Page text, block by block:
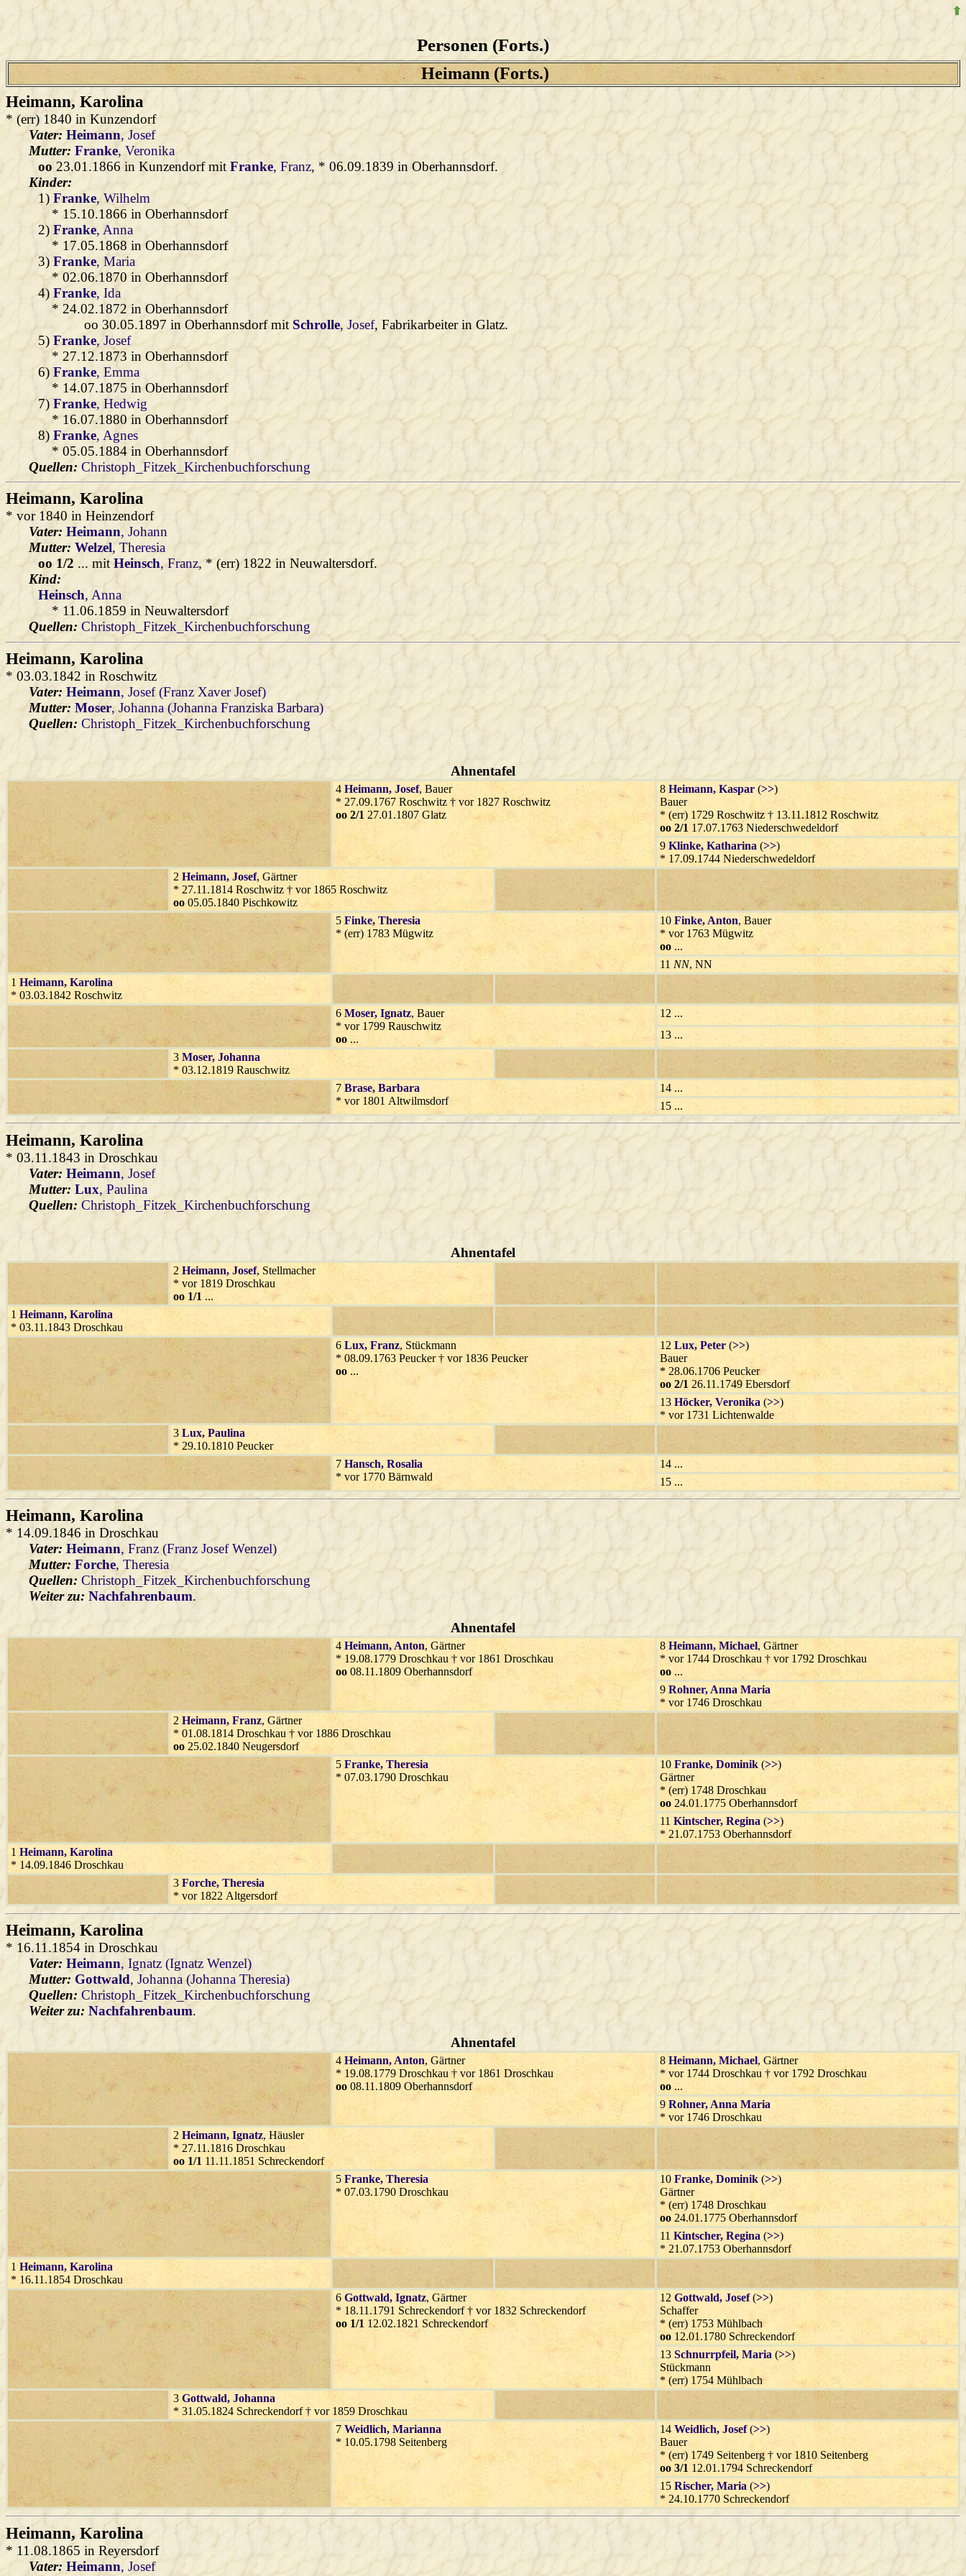
Personen (Forts.)
Heimann (Forts.)
Heimann, Karolina
* (err) 1840 in Kunzendorf
Vater: Heimann, Josef
Mutter: Franke, Veronika
oo 23.01.1866 in Kunzendorf mitFranke, Franz, * 06.09.1839 in Oberhannsdorf.
Kinder:
1)Franke, Wilhelm
* 15.10.1866 in Oberhannsdorf
2)Franke, Anna
* 17.05.1868 in Oberhannsdorf
3)Franke, Maria
* 02.06.1870 in Oberhannsdorf
4)Franke, Ida
* 24.02.1872 in Oberhannsdorf
oo 30.05.1897 in Oberhannsdorf mit Schrolle, Josef, Fabrikarbeiter in Glatz.
5)Franke, Josef
* 27.12.1873 in Oberhannsdorf
6)Franke, Emma
* 14.07.1875 in Oberhannsdorf
7)Franke, Hedwig
* 16.07.1880 in Oberhannsdorf
8)Franke, Agnes
* 05.05.1884 in Oberhannsdorf
Quellen: Christoph_Fitzek_Kirchenbuchforschung
Heimann, Karolina
* vor 1840 in Heinzendorf
Vater: Heimann, Johann
Mutter: Welzel, Theresia
oo 1/2 ... mitHeinsch, Franz, * (err) 1822 in Neuwaltersdorf.
Kind:
Heinsch, Anna
* 11.06.1859 in Neuwaltersdorf
Quellen: Christoph_Fitzek_Kirchenbuchforschung
Heimann, Karolina
* 03.03.1842 in Roschwitz
Vater:Heimann, Josef (Franz Xaver Josef)
Mutter: Moser, Johanna (Johanna Franziska Barbara)
Quellen: Christoph_Fitzek_Kirchenbuchforschung
Ahnentafel
4 Heimann, Josef, Bauer
* 27.09.1767 Roschwitz † vor 1827 Roschwitz
oo 2/1 27.01.1807 Glatz
8 Heimann, Kaspar (>>)
Bauer
* (err) 1729 Roschwitz † 13.11.1812 Roschwitz
oo 2/1 17.07.1763 Niederschwedeldorf
9 Klinke, Katharina (>>)
* 17.09.1744 Niederschwedeldorf
2 Heimann, Josef, Gärtner
* 27.11.1814 Roschwitz † vor 1865 Roschwitz
oo 05.05.1840 Pischkowitz
5 Finke, Theresia
* (err) 1783 Mügwitz
10 Finke, Anton, Bauer
* vor 1763 Mügwitz
oo ...
11 NN, NN
1 Heimann, Karolina
* 03.03.1842 Roschwitz
6 Moser, Ignatz, Bauer
* vor 1799 Rauschwitz
oo ...
12 ...
13 ...
3 Moser, Johanna
* 03.12.1819 Rauschwitz
7 Brase, Barbara
* vor 1801 Altwilmsdorf
14 ...
15 ...
Heimann, Karolina
* 03.11.1843 in Droschkau
Vater: Heimann, Josef
Mutter: Lux, Paulina
Quellen: Christoph_Fitzek_Kirchenbuchforschung
Ahnentafel
2 Heimann, Josef, Stellmacher
* vor 1819 Droschkau
oo 1/1 ...
1 Heimann, Karolina
* 03.11.1843 Droschkau
6 Lux, Franz, Stückmann
* 08.09.1763 Peucker † vor 1836 Peucker
oo ...
12 Lux, Peter (>>)
Bauer
* 28.06.1706 Peucker
oo 2/1 26.11.1749 Ebersdorf
13 Höcker, Veronika (>>)
* vor 1731 Lichtenwalde
3 Lux, Paulina
* 29.10.1810 Peucker
7 Hansch, Rosalia
* vor 1770 Bärnwald
14 ...
15 ...
Heimann, Karolina
* 14.09.1846 in Droschkau
Vater: Heimann, Franz (Franz Josef Wenzel)
Mutter: Forche, Theresia
Quellen: Christoph_Fitzek_Kirchenbuchforschung
Weiter zu: Nachfahrenbaum.
Ahnentafel
4 Heimann, Anton, Gärtner
* 19.08.1779 Droschkau † vor 1861 Droschkau
oo 08.11.1809 Oberhannsdorf
8 Heimann, Michael, Gärtner
* vor 1744 Droschkau † vor 1792 Droschkau
oo ...
9 Rohner, Anna Maria
* vor 1746 Droschkau
2 Heimann, Franz, Gärtner
* 01.08.1814 Droschkau † vor 1886 Droschkau
oo 25.02.1840 Neugersdorf
5 Franke, Theresia
* 07.03.1790 Droschkau
10 Franke, Dominik (>>)
Gärtner
* (err) 1748 Droschkau
oo 24.01.1775 Oberhannsdorf
11 Kintscher, Regina (>>)
* 21.07.1753 Oberhannsdorf
1 Heimann, Karolina
* 14.09.1846 Droschkau
3 Forche, Theresia
* vor 1822 Altgersdorf
Heimann, Karolina
* 16.11.1854 in Droschkau
Vater: Heimann, Ignatz (Ignatz Wenzel)
Mutter: Gottwald, Johanna (Johanna Theresia)
Quellen: Christoph_Fitzek_Kirchenbuchforschung
Weiter zu: Nachfahrenbaum.
Ahnentafel
4 Heimann, Anton, Gärtner
* 19.08.1779 Droschkau † vor 1861 Droschkau
oo 08.11.1809 Oberhannsdorf
8 Heimann, Michael, Gärtner
* vor 1744 Droschkau † vor 1792 Droschkau
oo ...
9 Rohner, Anna Maria
* vor 1746 Droschkau
2 Heimann, Ignatz, Häusler
* 27.11.1816 Droschkau
oo 1/1 11.11.1851 Schreckendorf
5 Franke, Theresia
* 07.03.1790 Droschkau
10 Franke, Dominik (>>)
Gärtner
* (err) 1748 Droschkau
oo 24.01.1775 Oberhannsdorf
11 Kintscher, Regina (>>)
* 21.07.1753 Oberhannsdorf
1 Heimann, Karolina
* 16.11.1854 Droschkau
6 Gottwald, Ignatz, Gärtner
* 18.11.1791 Schreckendorf † vor 1832 Schreckendorf
oo 1/1 12.02.1821 Schreckendorf
12 Gottwald, Josef(>>)
Schaffer
* (err) 1753 Mühlbach
oo 12.01.1780 Schreckendorf
13 Schnurrpfeil, Maria (>>)
Stückmann
* (err) 1754 Mühlbach
3 Gottwald, Johanna
* 31.05.1824 Schreckendorf † vor 1859 Droschkau
7 Weidlich, Marianna
* 10.05.1798 Seitenberg
14 Weidlich, Josef(>>)
Bauer
* (err) 1749 Seitenberg † vor 1810 Seitenberg
oo 3/1 12.01.1794 Schreckendorf
15 Rischer, Maria (>>)
* 24.10.1770 Schreckendorf
Heimann, Karolina
* 11.08.1865 in Reyersdorf
Vater: Heimann, Josef